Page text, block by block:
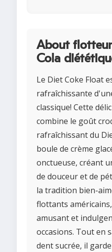
About
Cola
Le Diet Coke Float
rafraîchissante
classique! Cette
combine le goût
rafraîchissant du
boule de crème
onctueuse, créant
de douceur et de
la tradition bien-
flottants
amusant et
occasions. Tout en
dent sucrée, il